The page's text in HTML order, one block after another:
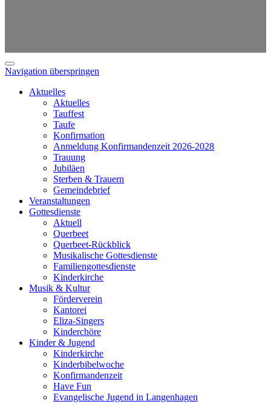
Navigation überspringen
Aktuelles
Aktuelles
Tauffest
Taufe
Konfirmation
Anmeldung Konfirmandenzeit 2026-2028
Trauung
Jubiläen
Sterben & Trauern
Gemeindebrief
Veranstaltungen
Gottesdienste
Aktuell
Querbeet
Querbeet-Rückblick
Musikalische Gottesdienste
Familiengottesdienste
Kinderkirche
Musik & Kultur
Förderverein
Kantorei
Eliza-Singers
Kinderchöre
Kinder & Jugend
Kinderkirche
Kinderbibelwoche
Konfirmandenzeit
Have Fun
Evangelische Jugend in Langenhagen